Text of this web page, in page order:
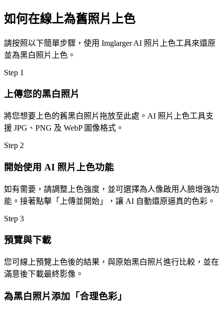
如何在線上為舊照片上色
請按照以下簡單步驟，使用 Imglarger AI 照片上色工具來還原
並為黑白照片上色。
Step 1
上傳您的黑白照片
將您想要上色的舊黑白照片拖放至此處。AI 照片上色工具支
援 JPG、PNG 及 WebP 圖像格式。
Step 2
開始使用 AI 照片上色功能
如有需要，請調整上色強度，並可選擇為人像啟用人臉增強功
能。接著點擊「上傳並開始」，讓 AI 自動還原逼真的色彩。
Step 3
預覽與下載
您可線上預覽上色後的結果，與原始黑白照片進行比較，並在
滿意後下載最終影像。
為黑白照片添加「合理色彩」